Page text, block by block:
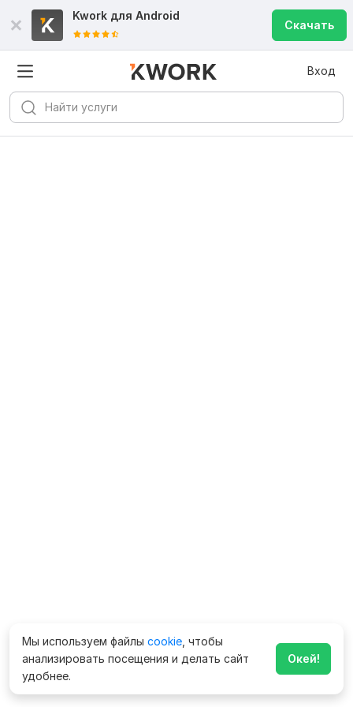
Kwork для Android
Скачать
Вход
Мы используем файлы cookie , чтобы
анализировать посещения и делать сайт
удобнее.
Окей!